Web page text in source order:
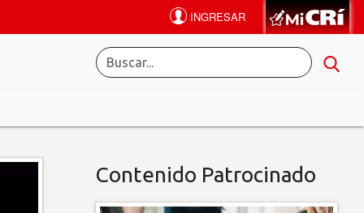
Contenido Patrocinado